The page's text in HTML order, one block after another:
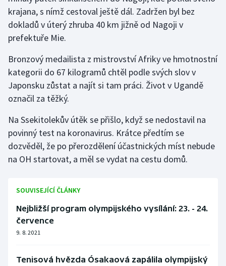
Futsal
Golf
Gymnastika
Házená
Jezdectví
Krasobruslení
Moderní pětiboj
krajana, s nímž cestoval ještě dál. Zadržen byl bez
dokladů v úterý zhruba 40 km jižně od Nagoji v
prefektuře Mie.
Bronzový medailista z mistrovství Afriky ve hmotnostní
kategorii do 67 kilogramů chtěl podle svých slov v
Japonsku zůstat a najít si tam práci. Život v Ugandě
označil za těžký.
Na Ssekitolekův útěk se přišlo, když se nedostavil na
povinný test na koronavirus. Krátce předtím se
dozvěděl, že po přerozdělení účastnických míst nebude
na OH startovat, a měl se vydat na cestu domů.
SOUVISEJÍCÍ ČLÁNKY
Nejbližší program olympijského vysílání: 23. - 24.
července
9. 8. 2021
Tenisová hvězda Ósakaová zapálila olympijský